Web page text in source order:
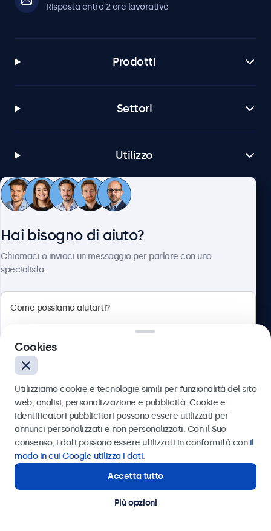
Risposta entro 2 ore lavorative
Prodotti
Settori
Utilizzo
Servizio Clienti
Italiano
© 2026 Beetronics
Hai bisogno di aiuto?
Chiamaci o inviaci un messaggio per parlare con uno
specialista.
Inviare
Oppure chiamaci al
Contatta i nostri esperti
Cookies
Utilizziamo cookie e tecnologie simili per funzionalità del sito
web, analisi, personalizzazione e pubblicità. Cookie e
identificatori pubblicitari possono essere utilizzati per
annunci personalizzati e non personalizzati. Con il Suo
consenso, i dati possono essere utilizzati in conformità con il
modo in cui Google utilizza i dati.
Accetta tutto
Più opzioni